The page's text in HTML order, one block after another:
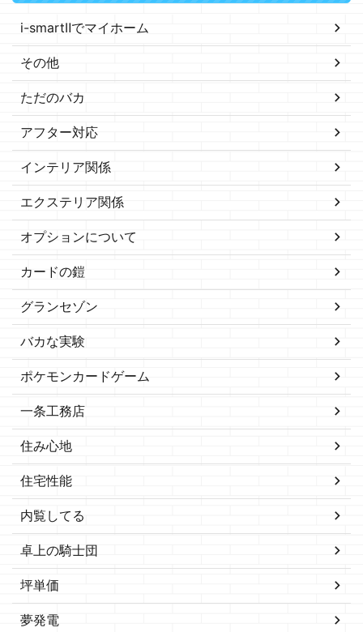
i-smartⅡでマイホーム
その他
ただのバカ
アフター対応
インテリア関係
エクステリア関係
オプションについて
カードの鎧
グランセゾン
バカな実験
ポケモンカードゲーム
一条工務店
住み心地
住宅性能
内覧してる
卓上の騎士団
坪単価
夢発電